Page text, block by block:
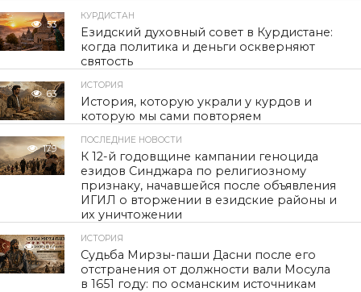
53
КУРДИСТАН
Езидский духовный совет в Курдистане:
когда политика и деньги оскверняют
святость
63
ИСТОРИЯ
История, которую украли у курдов и
которую мы сами повторяем
179
ПОСЛЕДНИЕ НОВОСТИ
К 12-й годовщине кампании геноцида
езидов Синджара по религиозному
признаку, начавшейся после объявления
ИГИЛ о вторжении в езидские районы и
их уничтожении
204
ИСТОРИЯ
Судьба Мирзы-паши Дасни после его
отстранения от должности вали Мосула
в 1651 году: по османским источникам